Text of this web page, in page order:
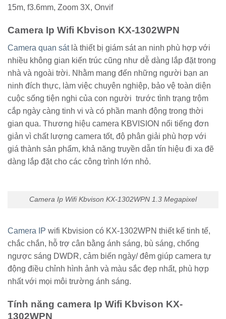
15m, f3.6mm, Zoom 3X, Onvif
Camera Ip Wifi Kbvison KX-1302WPN
Camera quan sátlà thiết bị giám sát an ninh phù hợp với
nhiều không gian kiến trúc cũng như dễ dàng lắp đặt trong
nhà và ngoài trời. Nhằm mang đến những người bạn an
ninh đích thực, làm việc chuyên nghiệp, bảo vệ toàn diện
cuộc sống tiện nghi của con người trước tình trạng trộm
cắp ngày càng tinh vi và có phần manh động trong thời
gian qua. Thương hiệu camera KBVISION nổi tiếng đơn
giản vì chất lượng camera tốt, độ phân giải phù hợp với
giá thành sản phẩm, khả năng truyền dẫn tín hiệu đi xa đẽ
dàng lắp đặt cho các công trình lớn nhỏ.
Camera Ip Wifi Kbvison KX-1302WPN 1.3 Megapixel
Camera IP wifi Kbvision có KX-1302WPN thiết kế tinh tế,
chắc chắn, hỗ trợ cân bằng ánh sáng, bù sáng, chống
ngược sáng DWDR, cảm biến ngày/ đêm giúp camera tự
động điều chỉnh hình ảnh và màu sắc đẹp nhất, phù hợp
nhất với mọi môi trường ánh sáng.
Tính năng camera Ip Wifi Kbvison KX-
1302WPN